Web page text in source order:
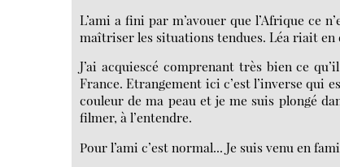
L’ami a fini par m’avouer que l’Afrique ce
maîtriser les situations tendues. Léa riait en
J’ai acquiescé comprenant très bien ce
France. Etrangement ici c’est l’inverse qui
couleur de ma peau et je me suis plongé
filmer, à l’entendre.
Pour l’ami c’est normal... Je suis venu en